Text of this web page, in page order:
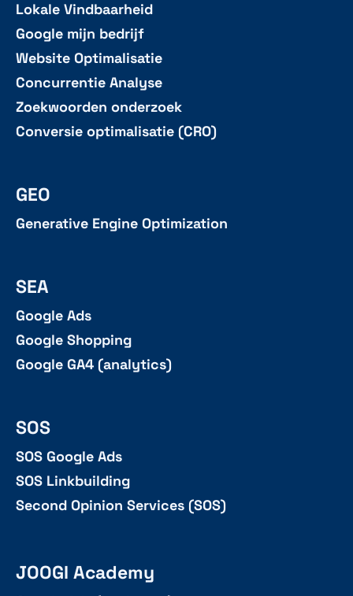
Lokale Vindbaarheid
Google mijn bedrijf
Website Optimalisatie
Concurrentie Analyse
Zoekwoorden onderzoek
Conversie optimalisatie (CRO)
GEO
Generative Engine Optimization
SEA
Google Ads
Google Shopping
Google GA4 (analytics)
SOS
SOS Google Ads
SOS Linkbuilding
Second Opinion Services (SOS)
JOOGI Academy